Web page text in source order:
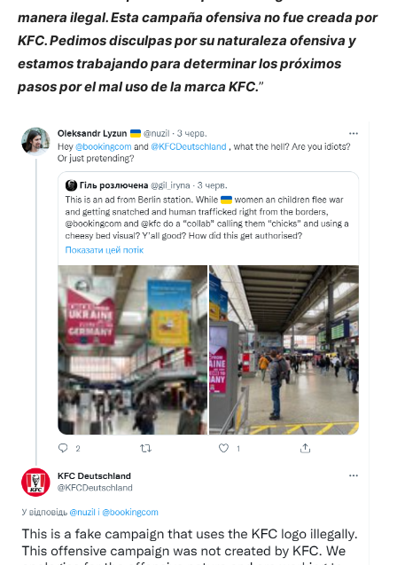
manera ilegal. Esta campaña ofensiva no fue creada por
KFC. Pedimos disculpas por su naturaleza ofensiva y
estamos trabajando para determinar los próximos
pasos por el mal uso de la marca KFC.”